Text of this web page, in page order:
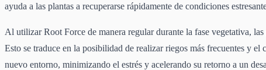
ayuda a las plantas a recuperarse rápidamente de condiciones
Al utilizar Root Force de manera regular durante la fase vegetativa,
Esto se traduce en la posibilidad de realizar riegos más frecuentes y el
nuevo entorno, minimizando el estrés y acelerando su retorno a un